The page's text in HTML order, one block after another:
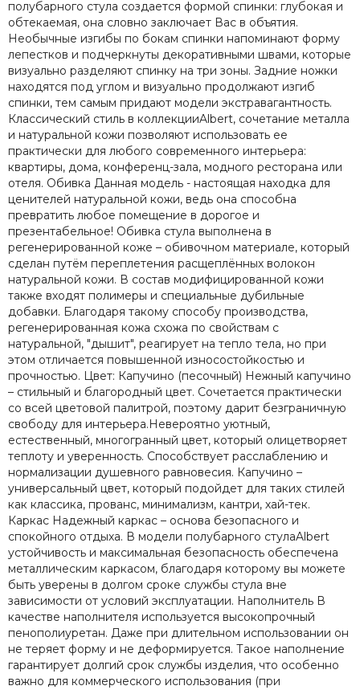
полубарного стула создается формой спинки: глубокая и
обтекаемая, она словно заключает Вас в объятия.
Необычные изгибы по бокам спинки напоминают форму
лепестков и подчеркнуты декоративными швами, которые
визуально разделяют спинку на три зоны. Задние ножки
находятся под углом и визуально продолжают изгиб
спинки, тем самым придают модели экстравагантность.
Классический стиль в коллекцииAlbert, сочетание металла
и натуральной кожи позволяют использовать ее
практически для любого современного интерьера:
квартиры, дома, конференц-зала, модного ресторана или
отеля. Обивка Данная модель - настоящая находка для
ценителей натуральной кожи, ведь она способна
превратить любое помещение в дорогое и
презентабельное! Обивка стула выполнена в
регенерированной коже – обивочном материале, который
сделан путём переплетения расщеплённых волокон
натуральной кожи. В состав модифицированной кожи
также входят полимеры и специальные дубильные
добавки. Благодаря такому способу производства,
регенерированная кожа схожа по свойствам с
натуральной, "дышит", реагирует на тепло тела, но при
этом отличается повышенной износостойкостью и
прочностью. Цвет: Капучино (песочный) Нежный капучино
– стильный и благородный цвет. Сочетается практически
со всей цветовой палитрой, поэтому дарит безграничную
свободу для интерьера.Невероятно уютный,
естественный, многогранный цвет, который олицетворяет
теплоту и уверенность. Способствует расслаблению и
нормализации душевного равновесия. Капучино –
универсальный цвет, который подойдет для таких стилей
как классика, прованс, минимализм, кантри, хай-тек.
Каркас Надежный каркас – основа безопасного и
спокойного отдыха. В модели полубарного стулаAlbert
устойчивость и максимальная безопасность обеспечена
металлическим каркасом, благодаря которому вы можете
быть уверены в долгом сроке службы стула вне
зависимости от условий эксплуатации. Наполнитель В
качестве наполнителя используется высокопрочный
пенополиуретан. Даже при длительном использовании он
не теряет форму и не деформируется. Такое наполнение
гарантирует долгий срок службы изделия, что особенно
важно для коммерческого использования (при